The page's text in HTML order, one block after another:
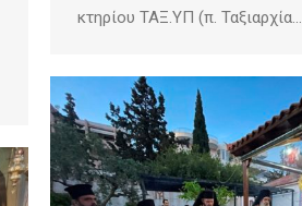
κτηρίου ΤΑΞ.ΥΠ (π. Ταξιαρχία…